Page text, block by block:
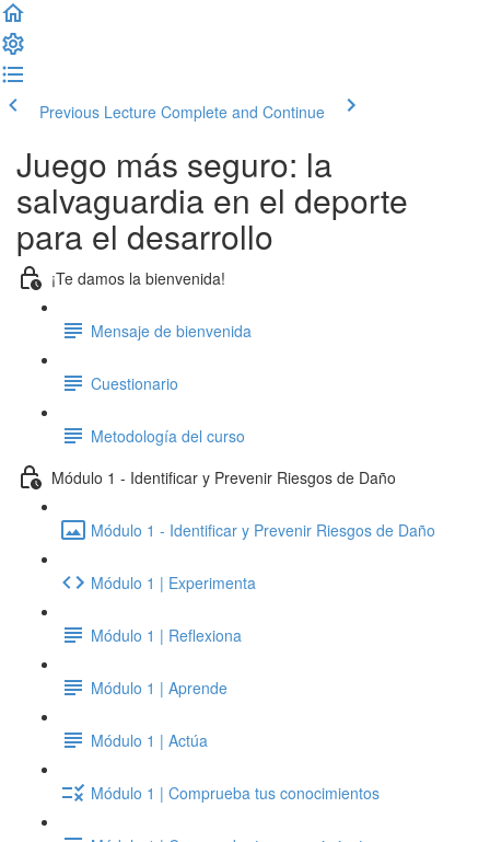
Previous Lecture Complete and Continue
Juego más seguro: la
salvaguardia en el deporte
para el desarrollo
¡Te damos la bienvenida!
Mensaje de bienvenida
Cuestionario
Metodología del curso
Módulo 1 - Identificar y Prevenir Riesgos de Daño
Módulo 1 - Identificar y Prevenir Riesgos de Daño
Módulo 1 | Experimenta
Módulo 1 | Reflexiona
Módulo 1 | Aprende
Módulo 1 | Actúa
Módulo 1 | Comprueba tus conocimientos